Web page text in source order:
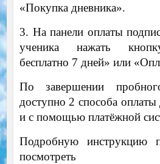
«Покупка дневника».
3. На панели оплаты
ученика нажать
бесплатно 7 дней» или
По завершении
доступно 2 способа оплаты
и с помощью платёжной
Подробную инструкцию